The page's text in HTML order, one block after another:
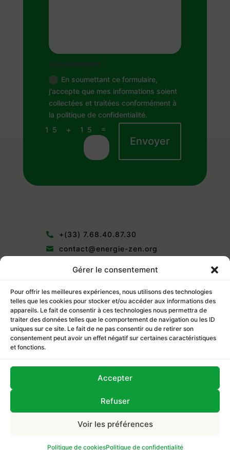
Gérer le consentement
Pour offrir les meilleures expériences, nous utilisons des technologies
telles que les cookies pour stocker et/ou accéder aux informations des
appareils. Le fait de consentir à ces technologies nous permettra de
traiter des données telles que le comportement de navigation ou les ID
uniques sur ce site. Le fait de ne pas consentir ou de retirer son
consentement peut avoir un effet négatif sur certaines caractéristiques
et fonctions.
Accepter
Refuser
Voir les préférences
Politique de cookiesPolitique de confidentialité
Consentement
En soumettant ce formulaire,
j'accepte que mes informations soient
collectées et traitées conformément à
la politique de confidentialité.
15 + 15
=
Envoyer
 +(33) 7.68.40.87.30
 contact@energie-zen.org
Cliquez pour accepter les cookies
marketing et activer ce contenu